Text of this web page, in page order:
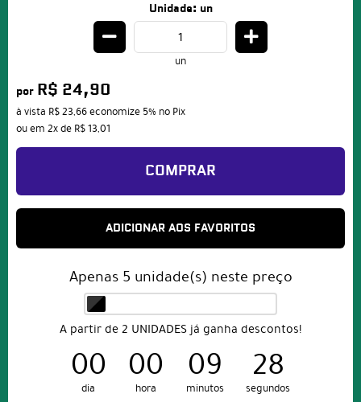
Unidade: un
un
por R$ 24,90
à vista R$ 23,66economize 5% no Pix
ou em 2xde R$ 13,01
COMPRAR
ADICIONAR AOS FAVORITOS
Apenas 5 unidade(s) neste preço
A partir de 2 UNIDADES já ganha descontos!
00
dia
00
hora
09
minutos
27
segundos